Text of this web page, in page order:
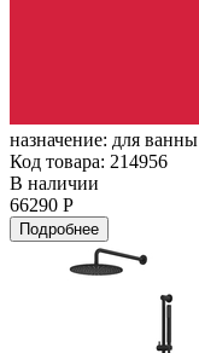
назначение: для ванны
Код товара: 214956
В наличии
66290 Р
Подробнее